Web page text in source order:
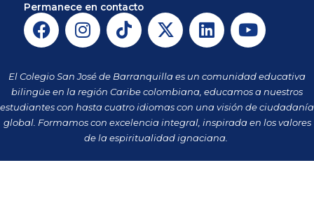
Permanece en contacto
F
a
e
b
o
o
I
n
t
a
g
r
a
m
T
i
t
o
k
X
-
w
i
t
t
e
r
L
i
k
e
d
i
n
Y
o
t
u
b
e
El Colegio San José de Barranquilla es un comunidad educativa
bilingüe en la región Caribe colombiana, educamos a nuestros
estudiantes con hasta cuatro idiomas con una visión de ciudadanía
global. Formamos con excelencia integral, inspirada en los valores
de la espiritualidad ignaciana.